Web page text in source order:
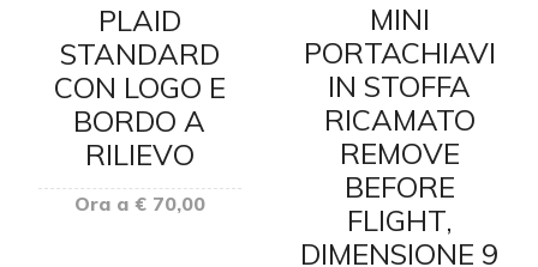
PLAID
STANDARD
CON LOGO E
BORDO A
RILIEVO
Ora a € 70,00
MINI
PORTACHIAVI
IN STOFFA
RICAMATO
REMOVE
BEFORE
FLIGHT,
DIMENSIONE 9